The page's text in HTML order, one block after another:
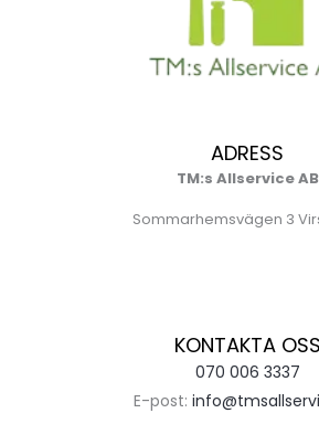
ADRESS
TM:s Allservice AB
Sommarhemsvägen 3
KONTAKTA OSS
070 006 3337
E-post: